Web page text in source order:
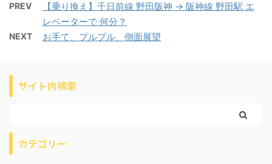
PREV
【乗り換え】千日前線 野田阪神 → 阪神線 野田駅 エ
レベーターで 何分？
NEXT お手て、プルプル、側面展望
サイト内検索
カテゴリー